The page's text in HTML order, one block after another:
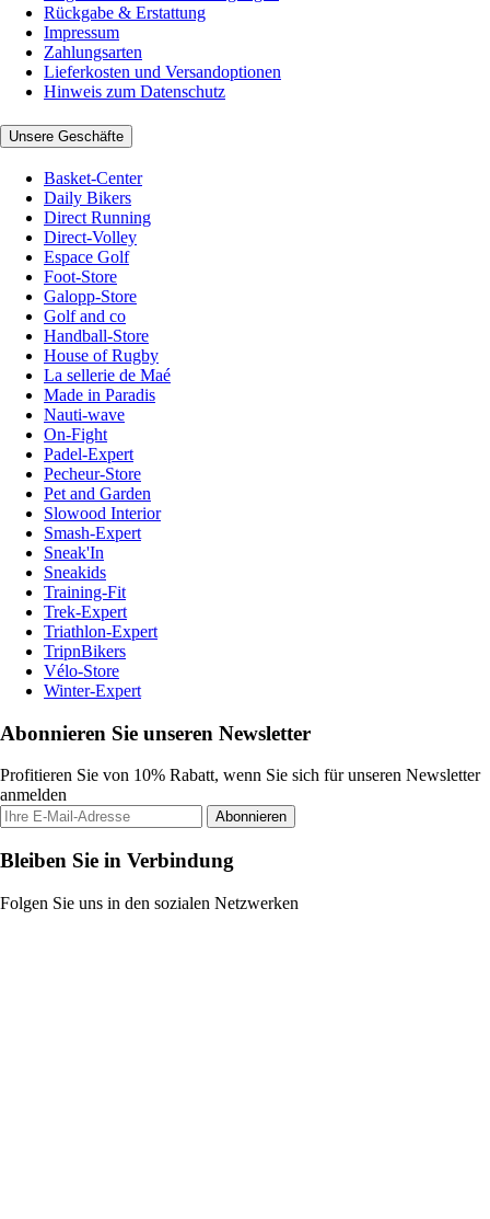
Rückgabe & Erstattung
Impressum
Zahlungsarten
Lieferkosten und Versandoptionen
Hinweis zum Datenschutz
Unsere Geschäfte
Basket-Center
Daily Bikers
Direct Running
Direct-Volley
Espace Golf
Foot-Store
Galopp-Store
Golf and co
Handball-Store
House of Rugby
La sellerie de Maé
Made in Paradis
Nauti-wave
On-Fight
Padel-Expert
Pecheur-Store
Pet and Garden
Slowood Interior
Smash-Expert
Sneak'In
Sneakids
Training-Fit
Trek-Expert
Triathlon-Expert
TripnBikers
Vélo-Store
Winter-Expert
Abonnieren Sie unseren Newsletter
Profitieren Sie von 10% Rabatt, wenn Sie sich für unseren Newsletter
anmelden
Abonnieren
Bleiben Sie in Verbindung
Folgen Sie uns in den sozialen Netzwerken